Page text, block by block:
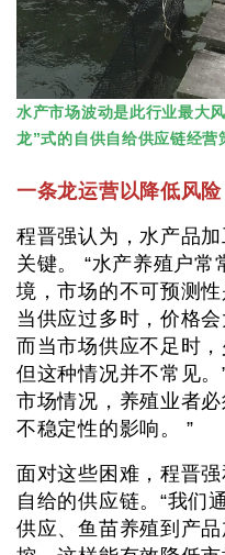
水产市场波动是此行业最大
龙”式的自供自给供应链经营
一条龙运营以降低风险
程晋强认为，水产品
关键。 “水产养殖户常
境，市场的不可预测
当供应过多时，价格
而当市场供应不足时
但这种情况并不常见
市场情况，养殖业者
不稳定性的影响。 ”
面对这些困难，程晋
自给的供应链。“我们
供应、鱼苗养殖到产